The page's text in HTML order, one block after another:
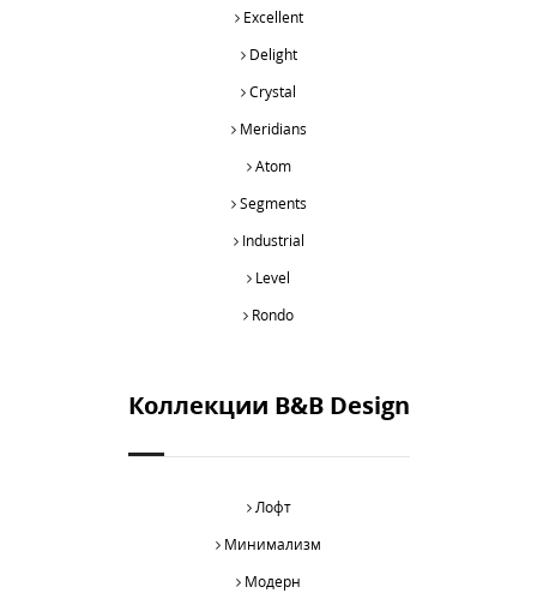
Excellent
Delight
Crystal
Meridians
Atom
Segments
Industrial
Level
Rondo
Коллекции B&B Design
Лофт
Минимализм
Модерн